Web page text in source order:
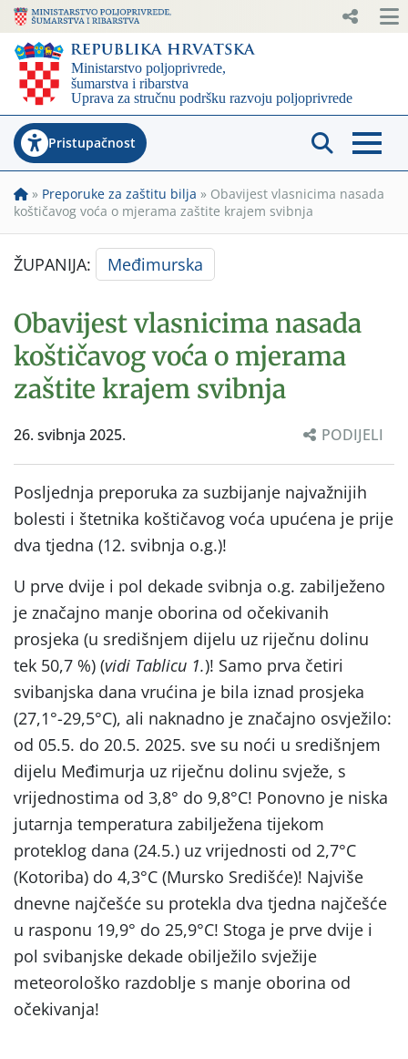
Pristupačnost
» Preporuke za zaštitu bilja » Obavijest vlasnicima nasada
koštičavog voća o mjerama zaštite krajem svibnja
ŽUPANIJA: Međimurska
Obavijest vlasnicima nasada
koštičavog voća o mjerama
zaštite krajem svibnja
26. svibnja 2025. PODIJELI
Posljednja preporuka za suzbijanje najvažnijih
bolesti i štetnika koštičavog voća upućena je prije
dva tjedna (12. svibnja o.g.)!
U prve dvije i pol dekade svibnja o.g. zabilježeno
je značajno manje oborina od očekivanih
prosjeka (u središnjem dijelu uz riječnu dolinu
tek 50,7 %) (vidi Tablicu 1.)! Samo prva četiri
svibanjska dana vrućina je bila iznad prosjeka
(27,1°-29,5°C), ali naknadno je značajno osvježilo:
od 05.5. do 20.5. 2025. sve su noći u središnjem
dijelu Međimurja uz riječnu dolinu svježe, s
vrijednostima od 3,8° do 9,8°C! Ponovno je niska
jutarnja temperatura zabilježena tijekom
proteklog dana (24.5.) uz vrijednosti od 2,7°C
(Kotoriba) do 4,3°C (Mursko Središće)! Najviše
dnevne najčešće su protekla dva tjedna najčešće
u rasponu 19,9° do 25,9°C! Stoga je prve dvije i
pol svibanjske dekade obilježilo svježije
meteorološko razdoblje s manje oborina od
očekivanja!